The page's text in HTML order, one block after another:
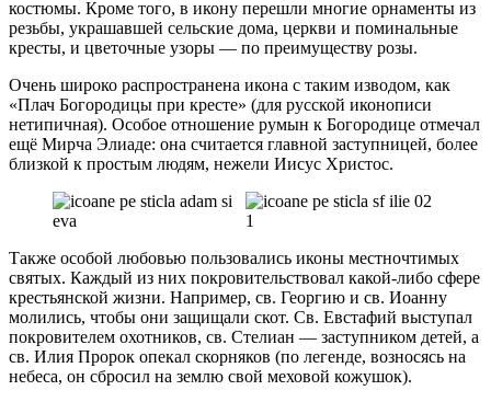
костюмы. Кроме того, в икону перешли многие орнаменты из
резьбы, украшавшей сельские дома, церкви и поминальные
кресты, и цветочные узоры — по преимуществу розы.
Очень широко распространена икона с таким изводом, как
«Плач Богородицы при кресте» (для русской иконописи
нетипичная). Особое отношение румын к Богородице отмечал
ещё Мирча Элиаде: она считается главной заступницей, более
близкой к простым людям, нежели Иисус Христос.
Также особой любовью пользовались иконы местночтимых
святых. Каждый из них покровительствовал какой-либо сфере
крестьянской жизни. Например, св. Георгию и св. Иоанну
молились, чтобы они защищали скот. Св. Евстафий выступал
покровителем охотников, св. Стелиан — заступником детей, а
св. Илия Пророк опекал скорняков (по легенде, возносясь на
небеса, он сбросил на землю свой меховой кожушок).